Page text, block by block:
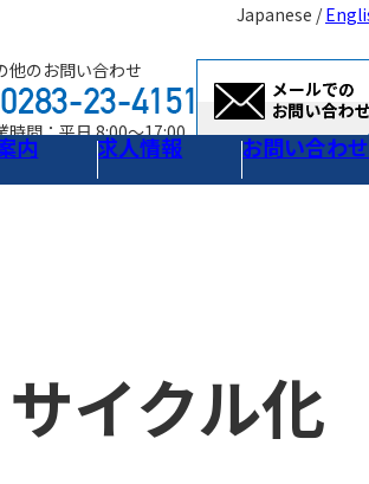
Japanese /
他のお問い合わせ
時間：平日 8:00～17:00
内 求人情報 お問い合わせ
イクル化